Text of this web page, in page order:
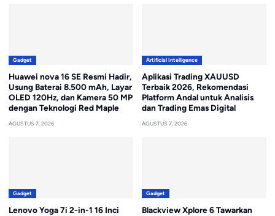
Gadget
Huawei nova 16 SE Resmi Hadir,
Usung Baterai 8.500 mAh, Layar
OLED 120Hz, dan Kamera 50 MP
dengan Teknologi Red Maple
AGUSTUS 7, 2026
Artificial Intelligence
Aplikasi Trading XAUUSD
Terbaik 2026, Rekomendasi
Platform Andal untuk Analisis
dan Trading Emas Digital
AGUSTUS 7, 2026
Gadget
Lenovo Yoga 7i 2-in-1 16 Inci
Gadget
Blackview Xplore 6 Tawarkan